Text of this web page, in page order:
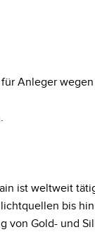
Anleger
ist weltweit
bis
von Gold- und